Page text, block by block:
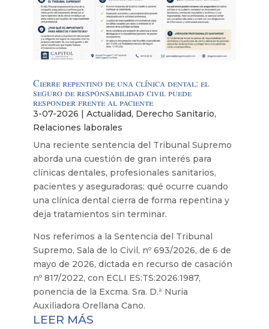
Cierre repentino de una clínica dental: el
seguro de responsabilidad civil puede
responder frente al paciente
3-07-2026 | Actualidad, Derecho Sanitario,
Relaciones laborales
Una reciente sentencia del Tribunal Supremo
aborda una cuestión de gran interés para
clínicas dentales, profesionales sanitarios,
pacientes y aseguradoras: qué ocurre cuando
una clínica dental cierra de forma repentina y
deja tratamientos sin terminar.
Nos referimos a la Sentencia del Tribunal
Supremo, Sala de lo Civil, nº 693/2026, de 6 de
mayo de 2026, dictada en recurso de casación
nº 817/2022, con ECLI ES:TS:2026:1987,
ponencia de la Excma. Sra. D.ª Nuria
Auxiliadora Orellana Cano.
LEER MÁS